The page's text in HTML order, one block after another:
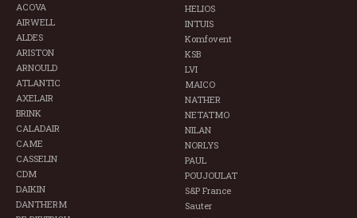
ACOVA
AIRWELL
ALDES
ARISTON
ARNOULD
ATLANTIC
AXELAIR
BRINK
CALADAIR
CAME
CASSELIN
CDM
DAIKIN
DANTHERM
HELIOS
INTUIS
Komfovent
KSB
LVI
MAICO
NATHER
NETATMO
NILAN
NORLYS
PAUL
POUJOULAT
S&P France
Sauter